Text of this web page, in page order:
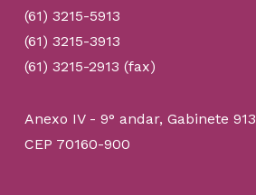
(61) 3215-5913
(61) 3215-3913
(61) 3215-2913 (fax)
Anexo IV - 9° andar, Gabinete 913
CEP 70160-900